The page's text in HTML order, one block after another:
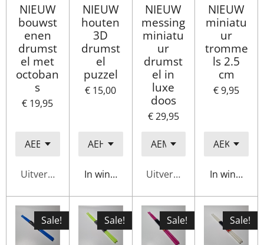
NIEUW
bouwst
enen
drumst
el met
octoban
s
€ 19,95
Uitverkocht
NIEUW
houten
3D
drumst
el
puzzel
€ 15,00
In winkelwagen
NIEUW
messing
miniatu
ur
drumst
el in
luxe
doos
€ 29,95
Uitverkocht
NIEUW
miniatu
ur
tromme
ls 2.5
cm
€ 9,95
In
Sale! Sale! Sale! Sale!